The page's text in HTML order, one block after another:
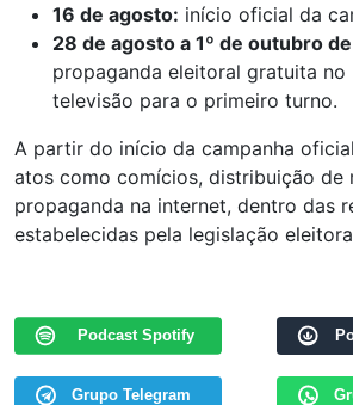
16 de agosto: início oficial da
28 de agosto a 1º de outubro
propaganda eleitoral gratuita no
televisão para o primeiro turno.
A partir do início da campanha
atos como comícios, distribuição de
propaganda na internet, dentro das
estabelecidas pela legislação
Podcast Spotify
Grupo Telegram